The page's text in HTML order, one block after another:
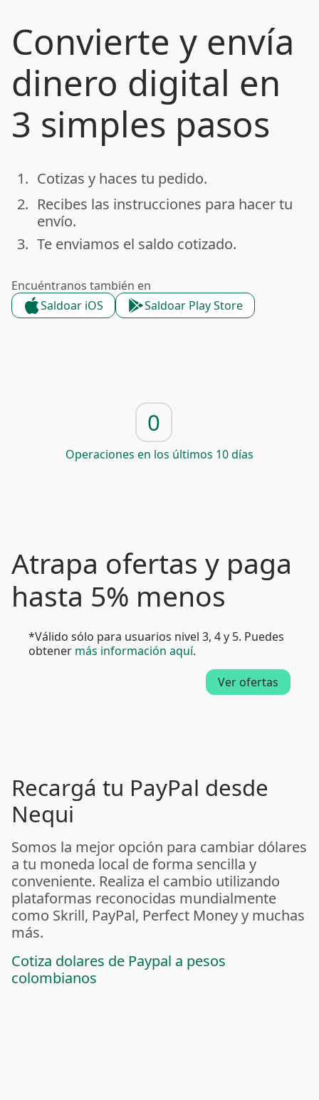
Convierte y envía
dinero digital en
3 simples pasos
done
1. Cotizas y haces tu pedido.
done
2. Recibes las instrucciones para hacer tu
envío.
done
3. Te enviamos el saldo cotizado.
Encuéntranos también en
Saldoar iOS
Saldoar Play Store
0
Operaciones en los últimos 10 días
Atrapa ofertas y paga
hasta 5% menos
*Válido sólo para usuarios nivel 3, 4 y 5. Puedes
obtener más información aquí.
Ver ofertas
Recargá tu PayPal desde
Nequi
Somos la mejor opción para cambiar dólares
a tu moneda local de forma sencilla y
conveniente. Realiza el cambio utilizando
plataformas reconocidas mundialmente
como Skrill, PayPal, Perfect Money y muchas
más.
Cotiza dolares de Paypal a pesos
colombianos